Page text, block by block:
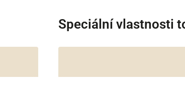
Speciální vlastnosti